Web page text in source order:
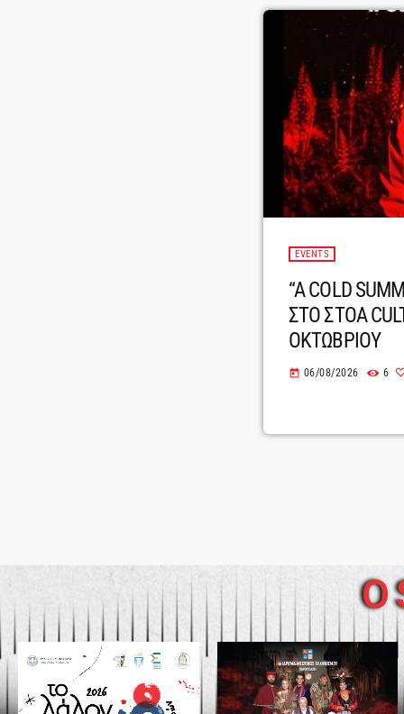
EVENTS
“A COLD
ΣΤΟ ΣΤΟΑ
ΟΚΤΩΒΡΙΟΥ
today 06/08/2026 6
O